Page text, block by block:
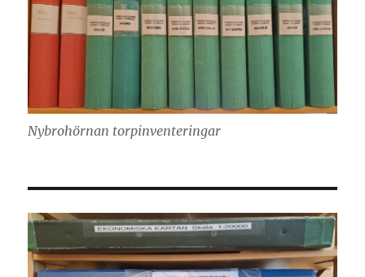
Nybrohörnan torpinventeringar